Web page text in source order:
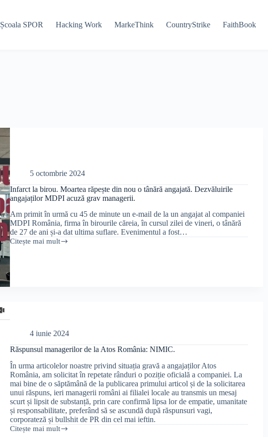
Școala SPOR Hacking Work MarkeThink CountryStrike FaithBook
5 octombrie 2024
Infarct la birou. Moartea răpește din nou o tânără angajată. Dezvăluirile
angajaților MDPI acuză grav managerii.
Am primit în urmă cu 45 de minute un e-mail de la un angajat al companiei
MDPI România, firma în birourile căreia, în cursul zilei de vineri, o tânără
de 27 de ani și-a dat ultima suflare. Evenimentul a fost…
Citește mai mult
Infarct
birou.
Moartea
răpește
din
Dezvăluirile
angajaților
MDPI
acuză
grav
managerii.
4 iunie 2024
Răspunsul managerilor de la Atos România: NIMIC.
În urma articolelor noastre privind situația gravă a angajaților Atos
România, am solicitat în repetate rânduri o poziție oficială a companiei. La
mai bine de o săptămână de la publicarea primului articol și de la solicitarea
unui răspuns, ieri managerii români ai filialei locale au transmis un mesaj
scurt și lipsit de substanță, prin care confirmă lipsa lor de empatie, umanitate
și responsabilitate, preferând să se ascundă după răspunsuri vagi,
corporateză și bullshit de PR din cel mai ieftin.
Citește mai mult
Răspunsul